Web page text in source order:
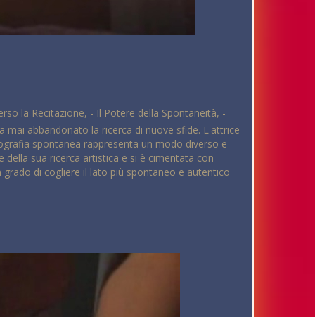
la Recitazione, - Il Potere della Spontaneità, -
mai abbandonato la ricerca di nuove sfide. L'attrice
spontanea rappresenta un modo diverso e
sua ricerca artistica e si è cimentata con
di cogliere il lato più spontaneo e autentico